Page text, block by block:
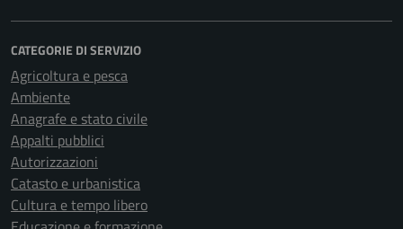
CATEGORIE DI SERVIZIO
Agricoltura e pesca
Ambiente
Anagrafe e stato civile
Appalti pubblici
Autorizzazioni
Catasto e urbanistica
Cultura e tempo libero